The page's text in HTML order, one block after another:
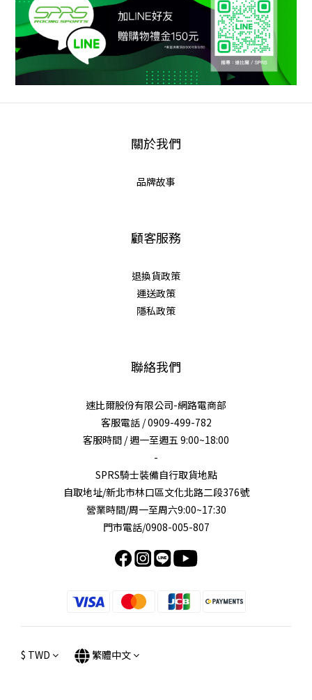
關於我們
品牌故事
顧客服務
退換貨政策
運送政策
隱私政策
聯絡我們
速比爾股份有限公司-網路電商部
客服電話 / 0909-499-782
客服時間 / 週一至週五 9:00~18:00
-
SPRS騎士裝備自行取貨地點
自取地址/新北市林口區文化北路二段376號
營業時間/周一至周六9:00~17:30
門市電話/0908-005-807
$ TWD 繁體中文